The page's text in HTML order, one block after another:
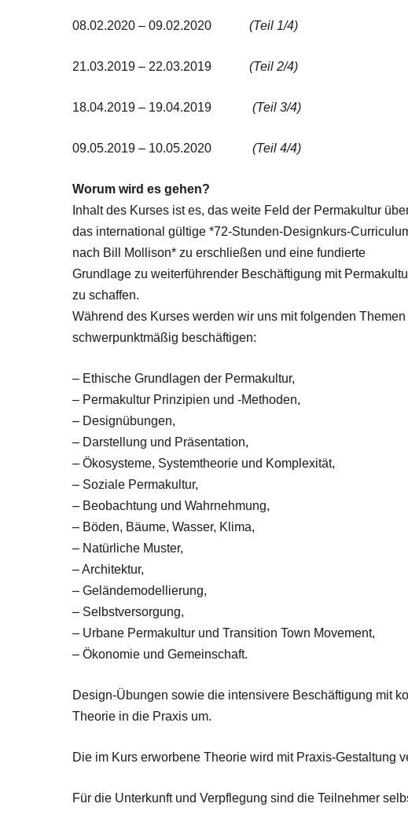
08.02.2020 – 09.02.2020 (Teil 1/4)
21.03.2019 – 22.03.2019 (Teil 2/4)
18.04.2019 – 19.04.2019 (Teil 3/4)
09.05.2019 – 10.05.2020 (Teil 4/4)
Worum wird es gehen?
Inhalt des Kurses ist es, das weite Feld der Permakultur
das international gültige *72-Stunden-Designkurs-
nach Bill Mollison* zu erschließen und eine fundierte
Grundlage zu weiterführender Beschäftigung mit
zu schaffen.
Während des Kurses werden wir uns mit folgenden Themen
schwerpunktmäßig beschäftigen:
– Ethische Grundlagen der Permakultur,
– Permakultur Prinzipien und -Methoden,
– Designübungen,
– Darstellung und Präsentation,
– Ökosysteme, Systemtheorie und Komplexität,
– Soziale Permakultur,
– Beobachtung und Wahrnehmung,
– Böden, Bäume, Wasser, Klima,
– Natürliche Muster,
– Architektur,
– Geländemodellierung,
– Selbstversorgung,
– Urbane Permakultur und Transition Town Movement,
– Ökonomie und Gemeinschaft.
Design-Übungen sowie die intensivere Beschäftigung mit
Theorie in die Praxis um.
Die im Kurs erworbene Theorie wird mit Praxis-Gestaltung
Für die Unterkunft und Verpflegung sind die Teilnehmer